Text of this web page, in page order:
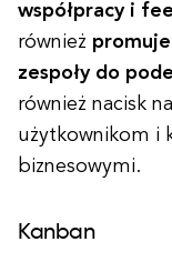
współpracy i
również
zespoły do
również nacisk
użytkownikom i
biznesowymi.
Kanban